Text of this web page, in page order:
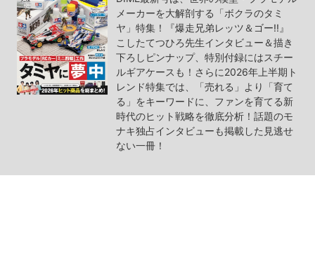
メーカーを大解剖する「ボクラのタミ
ヤ」特集！『爆走兄弟レッツ＆ゴー!!』
こしたてつひろ先生インタビュー＆描き
下ろしピンナップ、特別付録にはスチー
ルギアケースも！さらに2026年上半期ト
レンド特集では、「売れる」より「育て
る」をキーワードに、ファンを育てる新
時代のヒット戦略を徹底分析！話題のモ
ナキ独占インタビューも掲載した見逃せ
ない一冊！